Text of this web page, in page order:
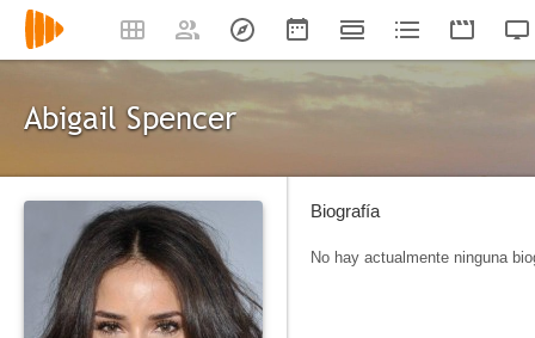
Abigail Spencer
Biografía
No hay actualmente ninguna